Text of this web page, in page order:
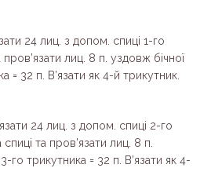
24 лиц. з допом. спиці 1-го
лиц. 8 п. уздовж бічної
= 32 п. В’язати як 4-й трикутник.
24 лиц. з допом. спиці 2-го
та пров’язати лиц. 8 п.
го трикутника = 32 п. В’язати як 4-